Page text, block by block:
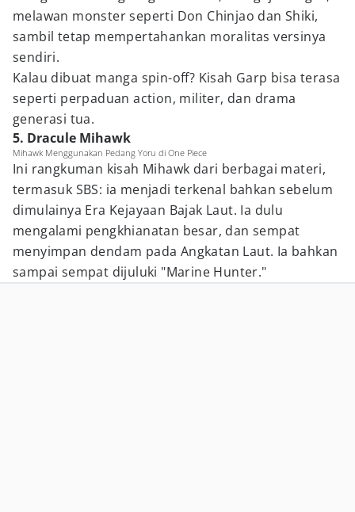
melawan monster seperti Don Chinjao dan Shiki,
sambil tetap mempertahankan moralitas versinya
sendiri.
Kalau dibuat manga spin-off? Kisah Garp bisa terasa
seperti perpaduan action, militer, dan drama
generasi tua.
5. Dracule Mihawk
Mihawk Menggunakan Pedang Yoru di One Piece
Ini rangkuman kisah Mihawk dari berbagai materi,
termasuk SBS: ia menjadi terkenal bahkan sebelum
dimulainya Era Kejayaan Bajak Laut. Ia dulu
mengalami pengkhianatan besar, dan sempat
menyimpan dendam pada Angkatan Laut. Ia bahkan
sampai sempat dijuluki "Marine Hunter."